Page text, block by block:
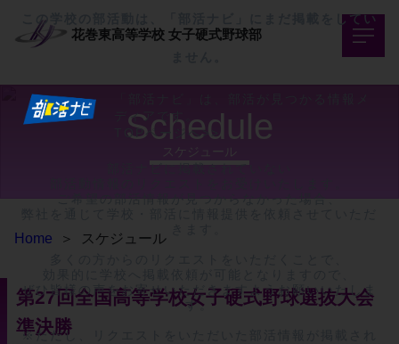
この学校の部活動は、「部活ナビ」にまだ掲載をしてい
ディアです。
TOPページへ>>
部活ナビに掲載されていない
ご希望の部活情報が見つからなかった場合、
ぜひ皆様の声をお寄せいただきますようお願いいたしま
す。
※ただし、リクエストをいただいた部活情報が掲載され
花巻東高等学校 女子硬式野球部
スケジュール
Schedule
Home ＞ スケジュール
第27回全国高等学校女子硬式野球選抜大会
準決勝